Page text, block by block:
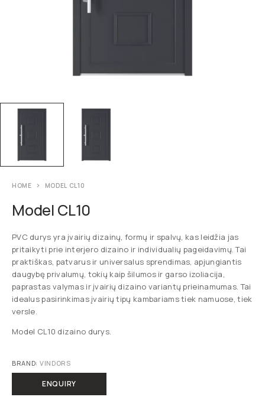
HOME MODEL CL10
Model CL10
PVC durys yra įvairių dizainų, formų ir spalvų, kas leidžia jas
pritaikyti prie interjero dizaino ir individualių pageidavimų. Tai
praktiškas, patvarus ir universalus sprendimas, apjungiantis
daugybę privalumų, tokių kaip šilumos ir garso izoliacija,
paprastas valymas ir įvairių dizaino variantų prieinamumas. Tai
idealus pasirinkimas įvairių tipų kambariams tiek namuose, tiek
versle.
Model CL10 dizaino durys.
BRAND: VINDORS
ENQUIRY